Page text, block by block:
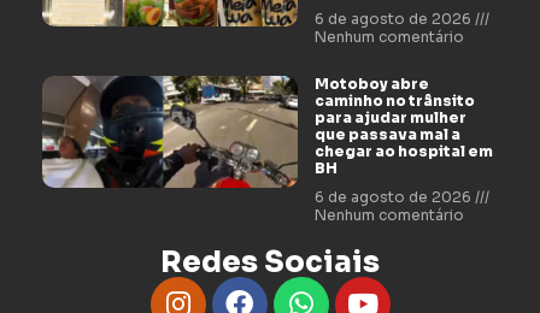
6 de agosto de 2026
Nenhum comentário
Motoboy abre
caminho no trânsito
para ajudar mulher
que passava mal a
chegar ao hospital em
BH
6 de agosto de 2026
Nenhum comentário
Redes Sociais